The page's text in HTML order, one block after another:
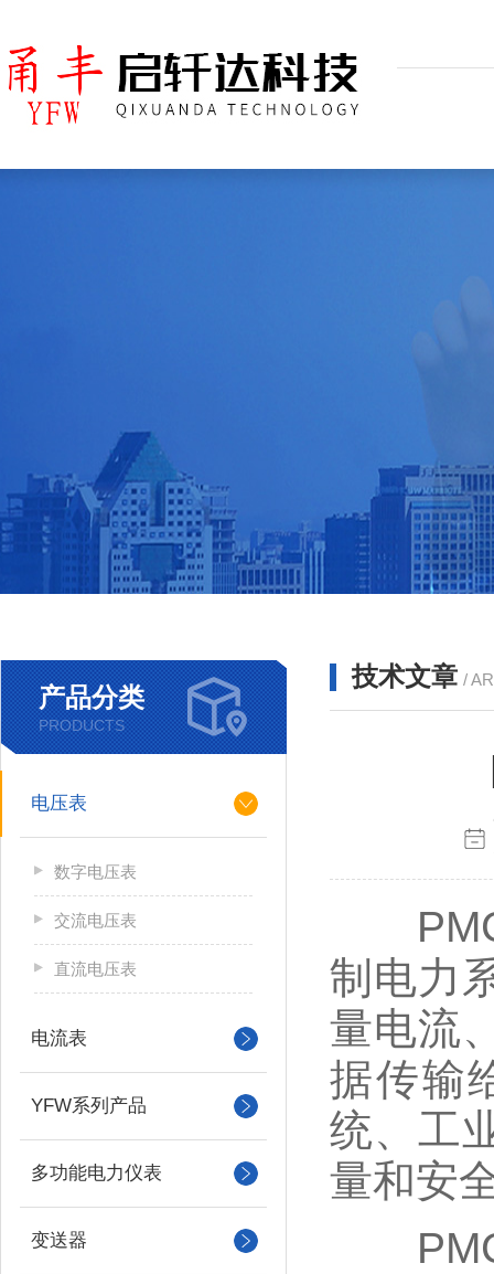
产品分类
PRODUCTS
电压表
数字电压表
交流电压表
直流电压表
电流表
YFW系列产品
多功能电力仪表
变送器
技术文章 /
PMC-
制电力
量电流
据传输
统、工
量和安